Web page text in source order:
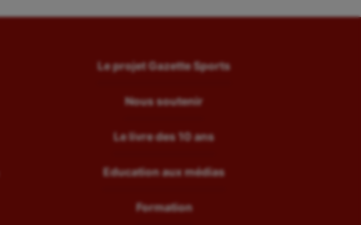
Le projet Gazette Sports
Nous soutenir
Le livre des 10 ans
Education aux médias
Formation